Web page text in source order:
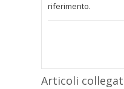
riferimento.
Articoli